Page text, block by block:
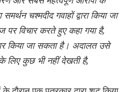
चश्मदीद गवाहों द्वारा किया जा
पर विचार करते हुए कहा गया है,
किया जा सकता है। अदालत उसे
लिए कुछ भी नहीं देखती है,